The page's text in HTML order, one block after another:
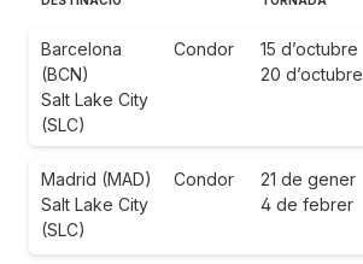
Barcelona
(BCN)
Salt Lake City
(SLC)
Condor
15 d’octubre
20 d’octubre
Madrid (MAD)
Salt Lake City
(SLC)
Condor
21 de gener
4 de febrer